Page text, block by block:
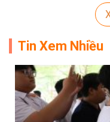
Tin Xem Nhiều